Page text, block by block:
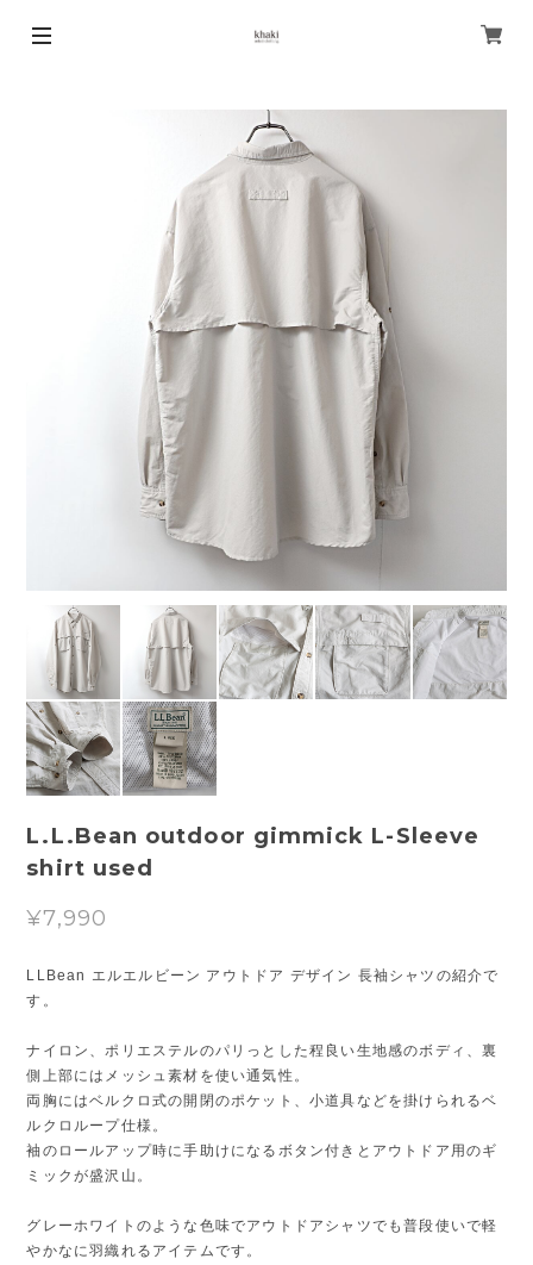
L.L.Bean outdoor gimmick L-Sleeve
shirt used
¥7,990
LLBean エルエルビーン アウトドア デザイン 長袖シャツの紹介で
す。
ナイロン、ポリエステルのパリっとした程良い生地感のボディ、裏
側上部にはメッシュ素材を使い通気性。
両胸にはベルクロ式の開閉のポケット、小道具などを掛けられるベ
ルクロループ仕様。
袖のロールアップ時に手助けになるボタン付きとアウトドア用のギ
ミックが盛沢山。
グレーホワイトのような色味でアウトドアシャツでも普段使いで軽
やかなに羽織れるアイテムです。